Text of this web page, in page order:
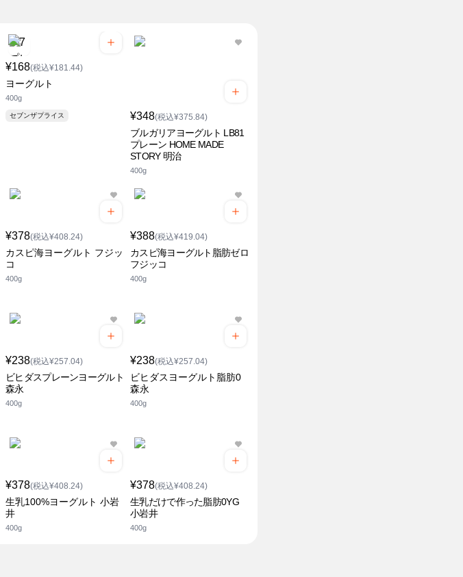
¥168(税込¥181.44)
ヨーグルト
400g
セブンザプライス ¥348(税込¥375.84)
ブルガリアヨーグルト LB81
プレーン HOME MADE
STORY 明治
400g
¥378(税込¥408.24)
カスピ海ヨーグルト フジッ
コ
400g
¥388(税込¥419.04)
カスピ海ヨーグルト脂肪ゼロ
フジッコ
400g
¥238(税込¥257.04)
ビヒダスプレーンヨーグルト
森永
400g
¥238(税込¥257.04)
ビヒダスヨーグルト脂肪0
森永
400g
¥378(税込¥408.24)
生乳100%ヨーグルト 小岩
井
400g
¥378(税込¥408.24)
生乳だけで作った脂肪0YG
小岩井
400g